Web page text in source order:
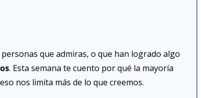
que admiras, o que han logrado algo
. Esta semana te cuento por qué la mayoría
nos limita más de lo que creemos.